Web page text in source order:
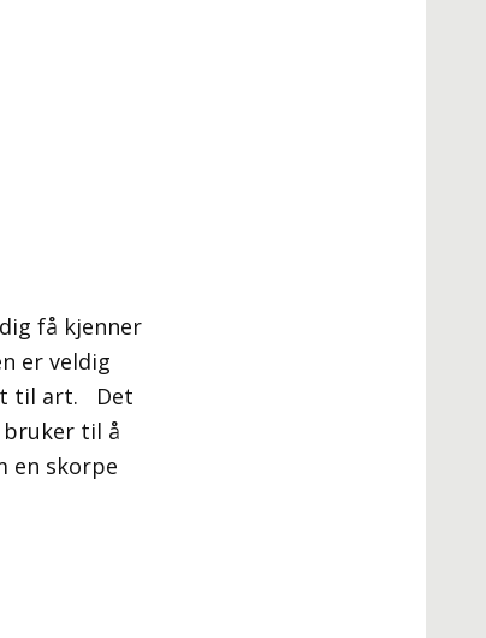
få kjenner
er veldig
til art. Det
bruker til å
en skorpe